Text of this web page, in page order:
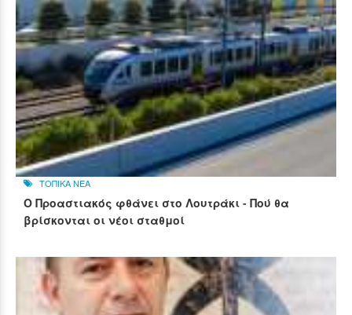
ΤΟΠΙΚΑ ΝΕΑ
Ο Προαστιακός φθάνει στο Λουτράκι - Πού θα
βρίσκονται οι νέοι σταθμοί